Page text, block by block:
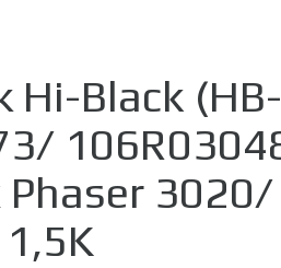
Hi-Black (HB-
Phaser 3020/